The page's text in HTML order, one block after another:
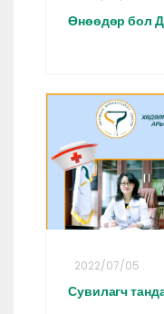
Өнөөдөр бол
2022/07/05
Сувилагч